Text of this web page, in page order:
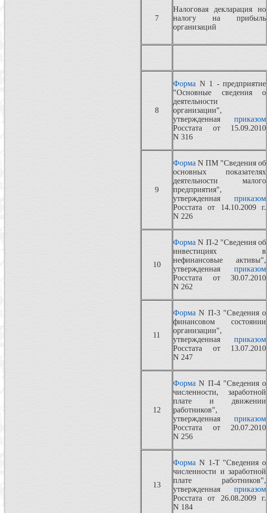
7
Налоговая декларация но
налогу на прибыль
организаций
8
Форма N 1 - предприятие
"Основные сведения о
деятельности
организации",
утвержденная приказом
Росстата от 15.09.2010
N 316
9
Форма N ПМ "Сведения об
основных показателях
деятельности малого
предприятия",
утвержденная приказом
Росстата от 14.10.2009 г.
N 226
10
Форма N П-2 "Сведения об
инвестициях в
нефинансовые активы",
утвержденная приказом
Росстата от 30.07.2010
N 262
11
Форма N П-3 "Сведения о
финансовом состоянии
организации",
утвержденная приказом
Росстата от 13.07.2010
N 247
12
Форма N П-4 "Сведения о
численности, заработной
плате и движении
работников",
утвержденная приказом
Росстата от 20.07.2010
N 256
13
Форма N 1-Т "Сведения о
численности и заработной
плате работников",
утвержденная приказом
Росстата от 26.08.2009 г.
N 184